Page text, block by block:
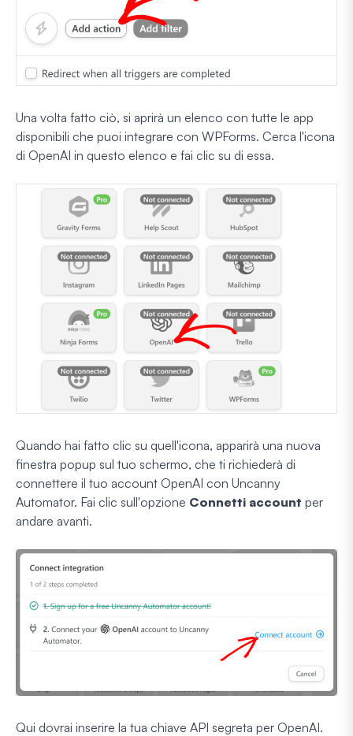
Una volta fatto ciò, si aprirà un elenco con tutte le app
disponibili che puoi integrare con WPForms. Cerca l'icona
di OpenAI in questo elenco e fai clic su di essa.
Quando hai fatto clic su quell'icona, apparirà una nuova
finestra popup sul tuo schermo, che ti richiederà di
connettere il tuo account OpenAI con Uncanny
Automator. Fai clic sull'opzione Connetti account per
andare avanti.
Qui dovrai inserire la tua chiave API segreta per OpenAI.